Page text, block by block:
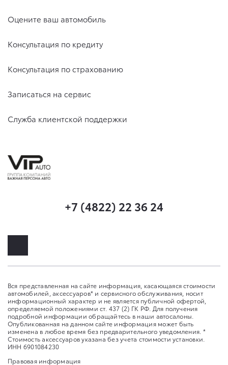
Оцените ваш автомобиль
Консультация по кредиту
Консультация по страхованию
Записаться на сервис
Служба клиентской поддержки
+7 (4822) 22 36 24
Вся представленная на сайте информация, касающаяся стоимости
автомобилей, аксессуаров* и сервисного обслуживания, носит
информационный характер и не является публичной офертой,
определяемой положениями ст. 437 (2) ГК РФ. Для получения
подробной информации обращайтесь в наши автосалоны.
Опубликованная на данном сайте информация может быть
изменена в любое время без предварительного уведомления. *
Стоимость аксессуаров указана без учета стоимости установки.
ИНН 6901084230
Правовая информация